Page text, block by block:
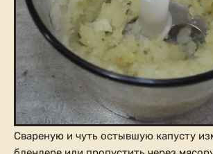
Свареную и чуть остывшую капусту